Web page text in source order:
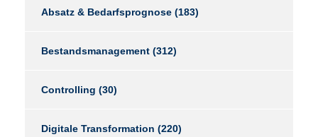
Absatz & Bedarfsprognose (183)
Bestandsmanagement (312)
Controlling (30)
Digitale Transformation (220)